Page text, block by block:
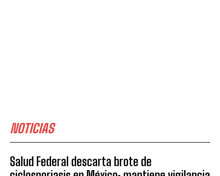
NOTICIAS
Salud Federal descarta brote de